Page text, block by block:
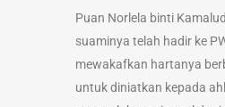
Puan Norlela binti
suaminya telah hadir ke
mewakafkan hartanya
untuk diniatkan kepada